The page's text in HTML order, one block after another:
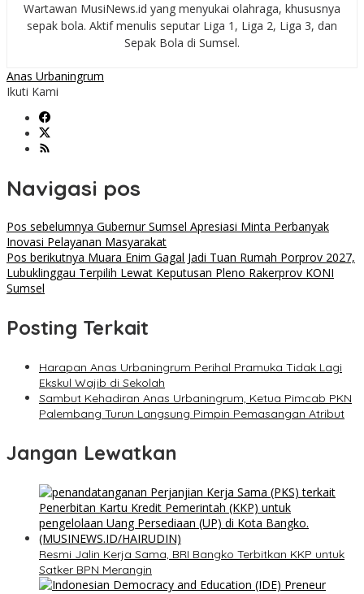
Wartawan MusiNews.id yang menyukai olahraga, khususnya
sepak bola. Aktif menulis seputar Liga 1, Liga 2, Liga 3, dan
Sepak Bola di Sumsel.
Anas Urbaningrum
Ikuti Kami
Navigasi pos
Pos sebelumnya Gubernur Sumsel Apresiasi Minta Perbanyak
Inovasi Pelayanan Masyarakat
Pos berikutnya Muara Enim Gagal Jadi Tuan Rumah Porprov 2027,
Lubuklinggau Terpilih Lewat Keputusan Pleno Rakerprov KONI
Sumsel
Posting Terkait
Harapan Anas Urbaningrum Perihal Pramuka Tidak Lagi
Ekskul Wajib di Sekolah
Sambut Kehadiran Anas Urbaningrum, Ketua Pimcab PKN
Palembang Turun Langsung Pimpin Pemasangan Atribut
Jangan Lewatkan
​Resmi Jalin Kerja Sama, BRI Bangko Terbitkan KKP untuk
Satker BPN Merangin